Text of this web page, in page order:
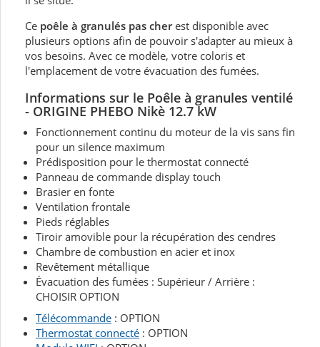
Ce poêle à granulés pas cherest disponible avec
plusieurs options afin de pouvoir s'adapter au mieux à
vos besoins. Avec ce modèle, votre coloris et
l'emplacement de votre évacuation des fumées.
Informations sur le Poêle à granules ventilé
- ORIGINE PHEBO Nikè 12.7 kW
Fonctionnement continu du moteur de la vis sans fin
pour un silence maximum
Prédisposition pour le thermostat connecté
Panneau de commande display touch
Brasier en fonte
Ventilation frontale
Pieds réglables
Tiroir amovible pour la récupération des cendres
Chambre de combustion en acier et inox
Revêtement métallique
Évacuation des fumées : Supérieur / Arrière :
CHOISIR OPTION
Télécommande : OPTION
Thermostat connecté : OPTION